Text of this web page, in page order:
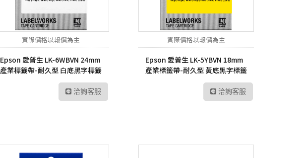
實際價格以報價為主
Epson 愛普生 LK-6WBVN 24mm
產業標籤帶-耐久型 白底黑字標籤
洽詢客服
實際價格以報價為主
Epson 愛普生 LK-5YBVN 18mm
產業標籤帶-耐久型 黃底黑字標籤
洽詢客服